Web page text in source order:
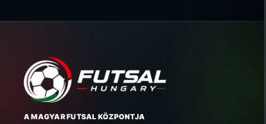
A MAGYAR FUTSAL KÖZPONTJA